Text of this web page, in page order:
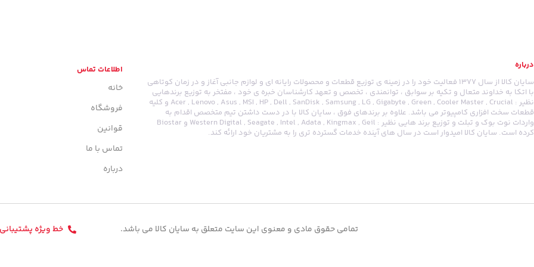
درباره
سایان کالا از سال 1377 فعالیت خود را در زمینه ی توزیع قطعات و محصولات رایانه ای و لوازم جانبی آغاز و در زمان کوتاهی
با اتکا به خداوند متعال و تکیه بر سوابق ، توانمندی ، تخصص و تعهد کارشناسان خبره ی خود ، مفتخر به توزیع برندهایی
نظیر : Acer , Lenovo , Asus , MSI , HP , Dell , SanDisk , Samsung , LG , Gigabyte , Green , Cooler Master , Crucial و کلیه
قطعات سخت افزاری کامپیوتر می باشد. علاوه بر برندهای فوق ، سایان کالا با در دست داشتن تیم متخصص اقدام به
واردات نوت بوک و تبلت و توزیع برند هایی نظیر : Western Digital , Seagate , Intel , Adata , Kingmax , Geil و Biostar
کرده است. سایان کالا امیدوار است در سال های آینده خدمات گسترده تری را به مشتریان خود ارائه کند.
اطلاعات تماس
خانه
فروشگاه
قوانین
تماس با ما
درباره
تمامی حقوق مادی و معنوی این سایت متعلق به سایان کالا می باشد. خط ویژه پشتیبانی :